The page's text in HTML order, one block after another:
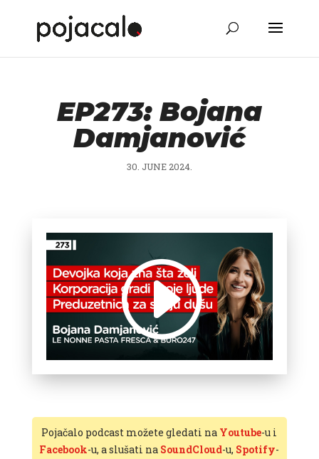
EP273: Bojana
Damjanović
30. JUNE 2024.
Pojačalo podcast možete gledati na Youtube-u i
Facebook-u, a slušati na SoundCloud-u, Spotify-